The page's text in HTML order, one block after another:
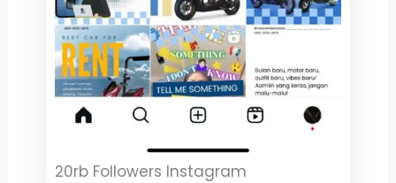
20rb Followers Instagram